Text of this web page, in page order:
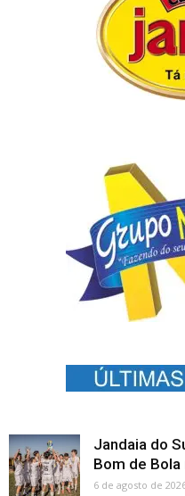
Jandaia do
Bom de
6 de agosto de